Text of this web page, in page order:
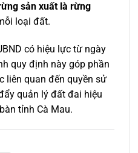
sản xuất là rừng
loại đất.
có hiệu lực từ ngày
quy định này góp phần
liên quan đến quyền sử
quản lý đất đai hiệu
tỉnh Cà Mau.